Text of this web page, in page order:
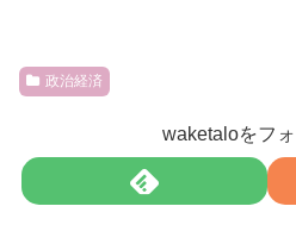
政治経済
waketaloをフ